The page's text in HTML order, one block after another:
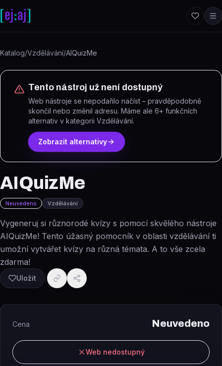
Katalog/Vzdělávání/AIQuizMe
Tento nástroj už není dostupný
Web nástroje se nepodařilo načíst – pravděpodobně
skončil nebo změnil adresu. Máme ale 6+ funkčních
alternativ v kategorii Vzdělávání.
Zobrazit alternativy
AIQuizMe
Neuvedeno Vzdělávání
Vygeneruj si různorodé kvízy s pomocí skvělého nástroje
AIQuizMe! Tento úžasný pomocník v oblasti vzdělávání ti
umožní vytvářet kvízy na různá témata. A to vše zcela
zdarma!
Uložit
Cena Neuvedeno
Web nedostupný